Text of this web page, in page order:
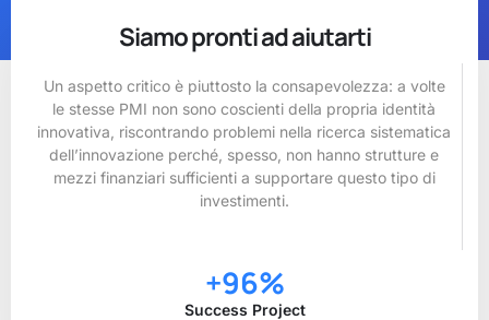
Siamo pronti ad aiutarti
Un aspetto critico è piuttosto la consapevolezza: a volte
le stesse PMI non sono coscienti della propria identità
innovativa, riscontrando problemi nella ricerca sistematica
dell’innovazione perché, spesso, non hanno strutture e
mezzi finanziari sufficienti a supportare questo tipo di
investimenti.
Success Project
+96%